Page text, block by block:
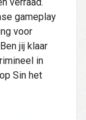
gameplay
voor
jij klaar
in
Sin het